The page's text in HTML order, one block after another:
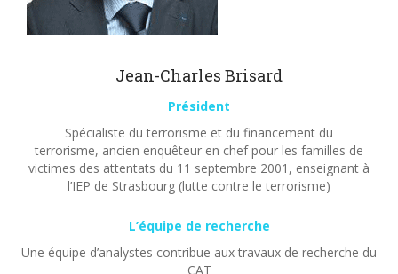
Jean-Charles Brisard
Président
Spécialiste du terrorisme et du financement du
terrorisme, ancien enquêteur en chef pour les familles de
victimes des attentats du 11 septembre 2001, enseignant à
l’IEP de Strasbourg (lutte contre le terrorisme)
L’équipe de recherche
Une équipe d’analystes contribue aux travaux de recherche du
CAT